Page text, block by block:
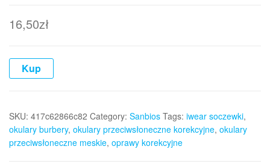
16,50zł
Kup
SKU: 417c62866c82 Category: Sanbios Tags: iwear soczewki,
okulary burbery, okulary przeciwsłoneczne korekcyjne, okulary
przeciwsłoneczne meskie, oprawy korekcyjne